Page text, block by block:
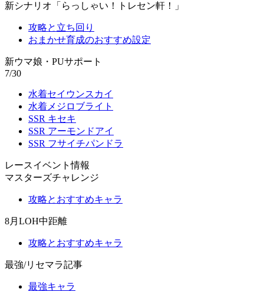
新シナリオ「らっしゃい！トレセン軒！」
攻略と立ち回り
おまかせ育成のおすすめ設定
新ウマ娘・PUサポート
7/30
水着セイウンスカイ
水着メジロブライト
SSR キセキ
SSR アーモンドアイ
SSR フサイチパンドラ
レースイベント情報
マスターズチャレンジ
攻略とおすすめキャラ
8月LOH中距離
攻略とおすすめキャラ
最強/リセマラ記事
最強キャラ